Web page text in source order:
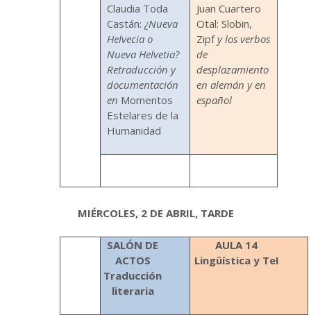
Claudia Toda
Castán:¿Nueva
Helvecia o
Nueva Helvetia?
Retraducción y
documentación
en Momentos
Estelares de la
Humanidad
Juan Cuartero
Otal: Slobin,
Zipfy los verbos
de
desplazamiento
en alemán y en
español
MIÉRCOLES, 2 DE ABRIL, TARDE
SALÓN DE
ACTOS
Traducción
literaria
AULA 14
Lingüística y TeI